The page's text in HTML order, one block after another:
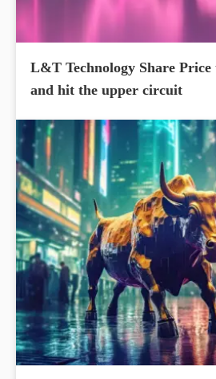
L&T Technology Share
and hit the upper circuit